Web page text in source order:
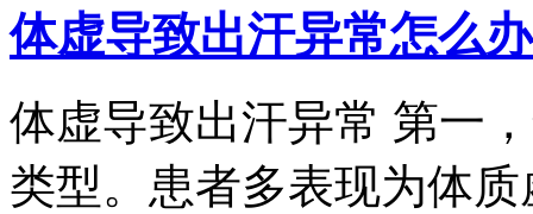
体虚导致出汗异常怎么办
体虚导致出汗异常 第一
类型。患者多表现为体